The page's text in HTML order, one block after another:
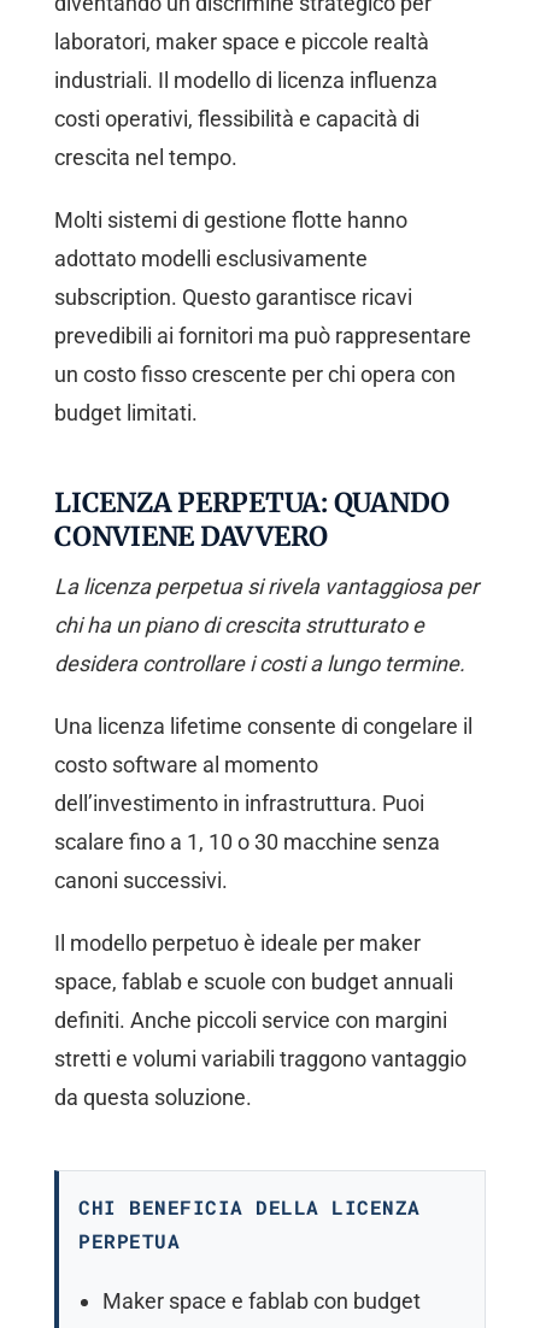
laboratori, maker space e piccole realtà
industriali. Il modello di licenza influenza
costi operativi, flessibilità e capacità di
crescita nel tempo.
Molti sistemi di gestione flotte hanno
adottato modelli esclusivamente
subscription. Questo garantisce ricavi
prevedibili ai fornitori ma può rappresentare
un costo fisso crescente per chi opera con
budget limitati.
LICENZA PERPETUA: QUANDO
CONVIENE DAVVERO
La licenza perpetua si rivela vantaggiosa per
chi ha un piano di crescita strutturato e
desidera controllare i costi a lungo termine.
Una licenza lifetime consente di congelare il
costo software al momento
dell’investimento in infrastruttura. Puoi
scalare fino a 1, 10 o 30 macchine senza
canoni successivi.
Il modello perpetuo è ideale per maker
space, fablab e scuole con budget annuali
definiti. Anche piccoli service con margini
stretti e volumi variabili traggono vantaggio
da questa soluzione.
CHI BENEFICIA DELLA LICENZA
PERPETUA
Maker space e fablab con budget